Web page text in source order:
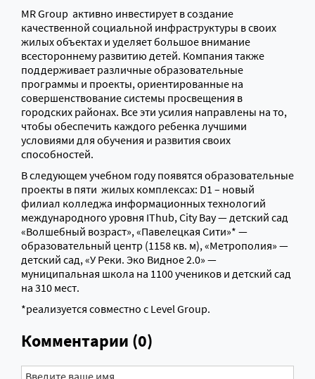
MR Group активно инвестирует в создание
качественной социальной инфраструктуры в своих
жилых объектах и уделяет большое внимание
всестороннему развитию детей. Компания также
поддерживает различные образовательные
программы и проекты, ориентированные на
совершенствование системы просвещения в
городских районах. Все эти усилия направлены на то,
чтобы обеспечить каждого ребенка лучшими
условиями для обучения и развития своих
способностей.
В следующем учебном году появятся образовательные
проекты в пяти жилых комплексах: D1 – новый
филиал колледжа информационных технологий
международного уровня IThub, City Bay — детский сад
«Волшебный возраст», «Павелецкая Сити»* —
образовательный центр (1158 кв. м), «Метрополия» —
детский сад, «У Реки. Эко Видное 2.0» —
муниципальная школа на 1100 учеников и детский сад
на 310 мест.
*реализуется совместно с Level Group.
Комментарии (0)